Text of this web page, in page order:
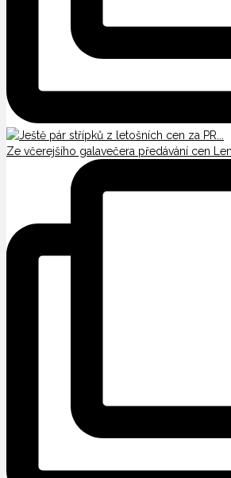
Ze včerejšího galavečera předávání cen